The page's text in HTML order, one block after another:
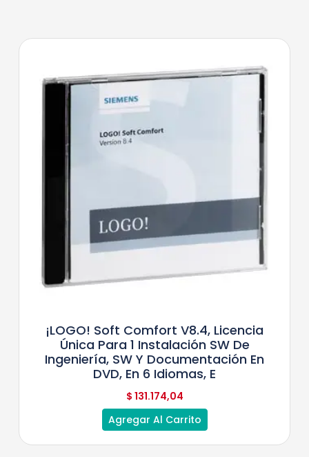
¡LOGO! Soft Comfort V8.4, Licencia
Única Para 1 Instalación SW De
Ingeniería, SW Y Documentación En
DVD, En 6 Idiomas, E
$ 131.174,04
Agregar Al Carrito